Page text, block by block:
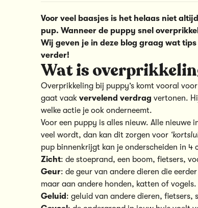
Voor veel baasjes is het helaas niet altijd
pup. Wanneer de puppy snel
Wij geven je in deze blog graag wat
verder!
Wat is
Overprikkeling bij puppy’s komt vooral
gaat vaak vervelend verdrag vertonen.
welke actie je ook onderneemt.
Voor een puppy is alles nieuw. Alle
veel wordt, dan kan dit zorgen voor
pup binnenkrijgt kan je onderscheiden in 4
Zicht: de stoeprand, een boom, fietsers,
Geur: de geur van andere dieren die
maar aan andere honden, katten of vogels.
Geluid : geluid van andere dieren, fietsers,